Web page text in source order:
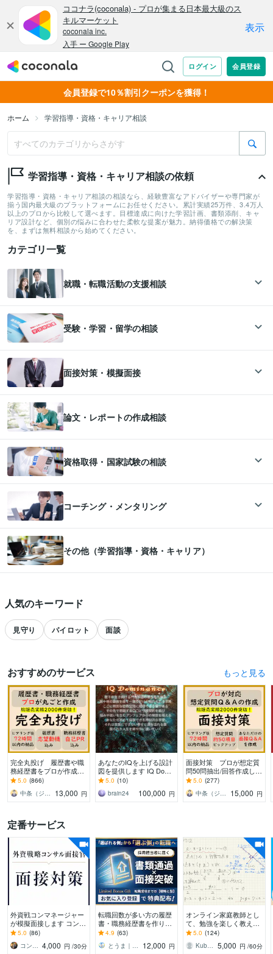
会員登録で10％割引クーポンを獲得！
ホーム 学習指導・資格・キャリア相談
学習指導・資格・キャリア相談の依頼
学習指導・資格・キャリア相談の相談なら、経験豊富なアドバイザーや専門家が
揃う国内最大級のプラットフォームにお任せください。累計実績25万件、3.4万人
以上のプロから比較して選べます。目標達成に向けた学習計画、書類添削、キャ
リア設計など、個別の悩みに合わせた柔軟な提案が魅力。納得価格での解決策
を、まずは無料相談から始めてください。
カテゴリ一覧
就職・転職活動の支援相談
受験・学習・留学の相談
面接対策・模擬面接
論文・レポートの作成相談
資格取得・国家試験の相談
コーチング・メンタリング
その他（学習指導・資格・キャリア）
人気のキーワード
見守り パイロット 面談
すべて見る
おすすめのサービス おすすめのサービスをもっと見る
完全丸投げ 履歴書や職
務経歴書をプロが作成し
ます ゼロから作成代行/
ポイント解説付 総販売
実績2000件突破
5.0 (866)
中条（ジョインキャリアオフィス）
13,000 円
あなたのIQを上げる設計
図を提供します IQ Domin
ance 圧倒的なアップグレ
ードで人生変革
5.0 (10)
brain24
100,000 円
面接対策 プロが想定質
問50問抽出/回答作成しま
す 回答ポイント解説/ア
ドバイス付 総販売実績
2000件突破
5.0 (277)
中条（ジョインキャリアオフィス）
15,000 円
定番サービス
外資戦コンマネージャー
が模擬面接します コンサ
ルケース面接対策@外資
戦コンマネージャー＆面
接官
5.0 (86)
コンサルぴえろ 4,000 円 /30分
転職回数が多い方の履歴
書・職務経歴書を作りま
す 採用目線で再構築｜通
4.9 (63)
とうま｜書類通過率を上げる転職サポート
12,000 円
オンライン家庭教師とし
て、勉強を楽しく教えま
す 大人でも学生でも！東
北大工学部卒が勉強をサ
ポートします
5.0 (124)
Kubota08 5,000 円 /60分